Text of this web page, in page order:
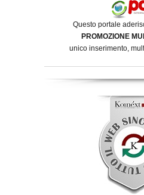
Questo portale
PROMOZIONE
unico inserimento,